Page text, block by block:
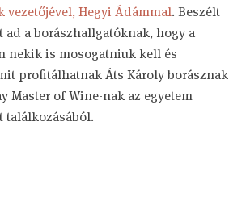
vezetőjével, Hegyi Ádámmal. Beszélt
ad a borászhallgatóknak, hogy a
nekik is mosogatniuk kell és
profitálhatnak Áts Károly borásznak
Master of Wine-nak az egyetem
találkozásából.